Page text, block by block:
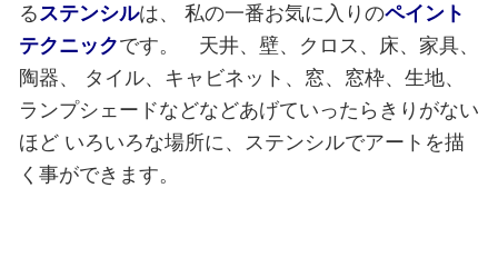
るステンシルは、 私の一番お気に入りのペイント
テクニックです。 天井、壁、クロス、床、家具、
陶器、
タイル、キャビネット、窓、窓枠、生地、
ランプシェードなどなどあげていったらきりがない
ほどいろいろな場所に、ステンシルでアートを描
く事ができます。